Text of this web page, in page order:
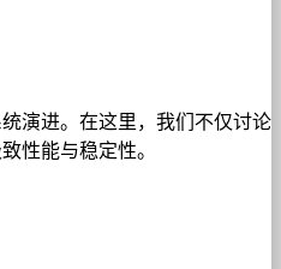
演进。在这里，我们不仅讨论
性能与稳定性。